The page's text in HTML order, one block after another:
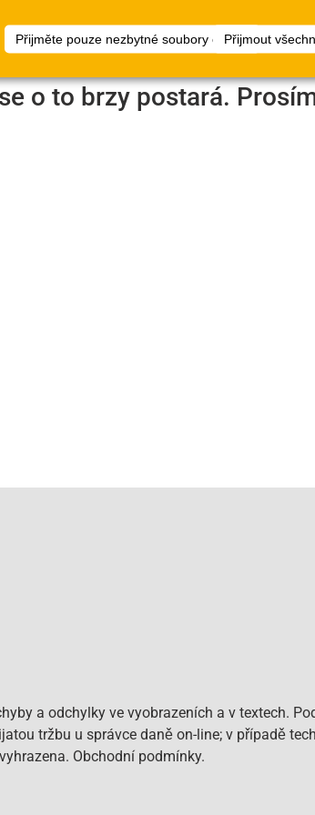
Přijměte pouze nezbytné soubory cookiePřijmout
Dokumenty
Plánovač
podlah
o to brzy postará.
a odchylky ve vyobrazeních a v textech.
tržbu u správce daně on-line; v případě
Obchodní podmínky.